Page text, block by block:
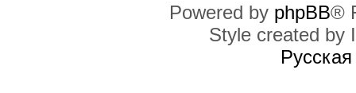
Powered by phpBB®
Style created by